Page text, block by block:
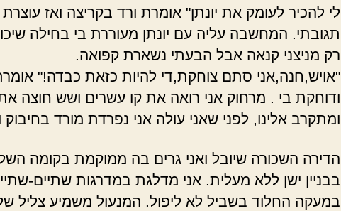
לי להכיר לעומק את יונתן" אומרת ורד בקריצה ואז
תגובתי. המחשבה עליה עם יונתן מעוררת בי בחילה
רק מניצני קנאה אבל הבעתי נשארת קפואה.
"אויש,חנה,אני סתם צוחקת,די להיות כזאת כבדה!"
ודוחקת בי . מרחוק אני רואה את קו עשרים ושש חוצה
ומתקרב אלינו, לפני שאני עולה אני נפרדת מורד בחיבוק
הדירה השכורה שיובל ואני גרים בה ממוקמת בקומה
בבניין ישן ללא מעלית. אני מדלגת במדרגות שתיים-
במעקה החלוד בשביל לא ליפול. המנעול משמיע צליל